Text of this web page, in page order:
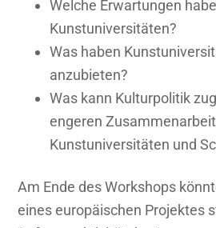
Welche Erwartungen
Kunstuniversitäten?
Was haben
anzubieten?
Was kann Kulturpolitik
engeren
Kunstuniversitäten und
Am Ende des Workshops
eines europäischen Projektes